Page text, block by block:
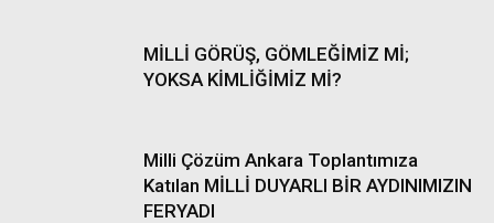
MİLLİ GÖRÜŞ, GÖMLEĞİMİZ Mİ;
YOKSA KİMLİĞİMİZ Mİ?
Milli Çözüm Ankara Toplantımıza
Katılan MİLLİ DUYARLI BİR AYDINIMIZIN
FERYADI